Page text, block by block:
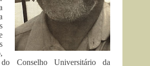
Conselho Universitário da